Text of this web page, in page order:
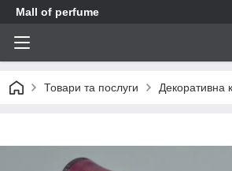
Mall of perfume
Товари та послуги Декоративна